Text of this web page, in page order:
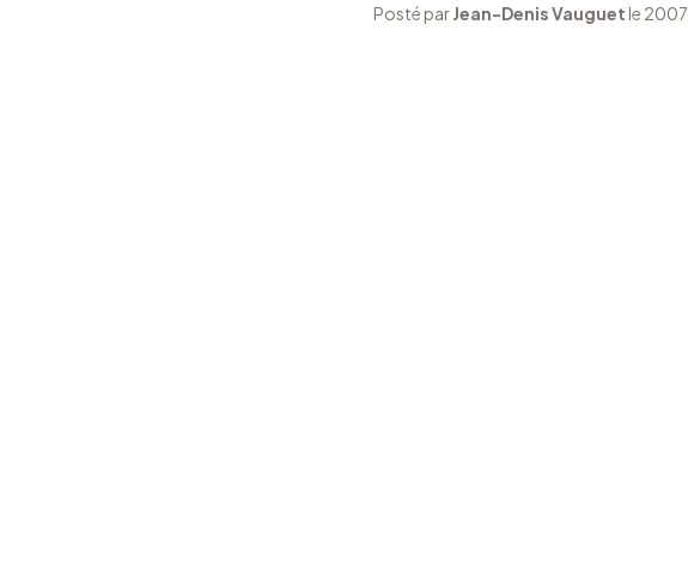
Posté parJean-Denis Vauguet le